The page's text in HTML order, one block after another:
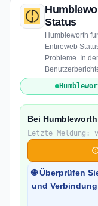
Status
Humbleworth
Entireweb
Probleme. In
Bei
Letzte Meldung:
🌐 Überprüfen
und